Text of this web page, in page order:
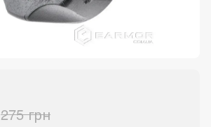
275 грн